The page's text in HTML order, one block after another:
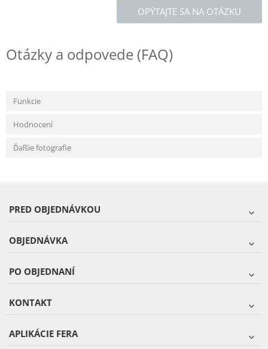
OPÝTAJTE SA NA OTÁZKU
Otázky a odpovede (FAQ)
Funkcie
Hodnocení
Ďaľšie fotografie
PRED OBJEDNÁVKOU
OBJEDNÁVKA
PO OBJEDNANÍ
KONTAKT
APLIKÁCIE FERA